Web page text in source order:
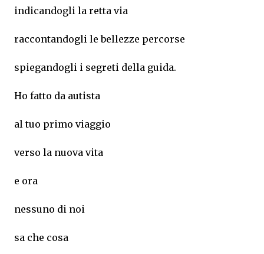
indicandogli la retta via
raccontandogli le bellezze percorse
spiegandogli i segreti della guida.
Ho fatto da autista
al tuo primo viaggio
verso la nuova vita
e ora
nessuno di noi
sa che cosa